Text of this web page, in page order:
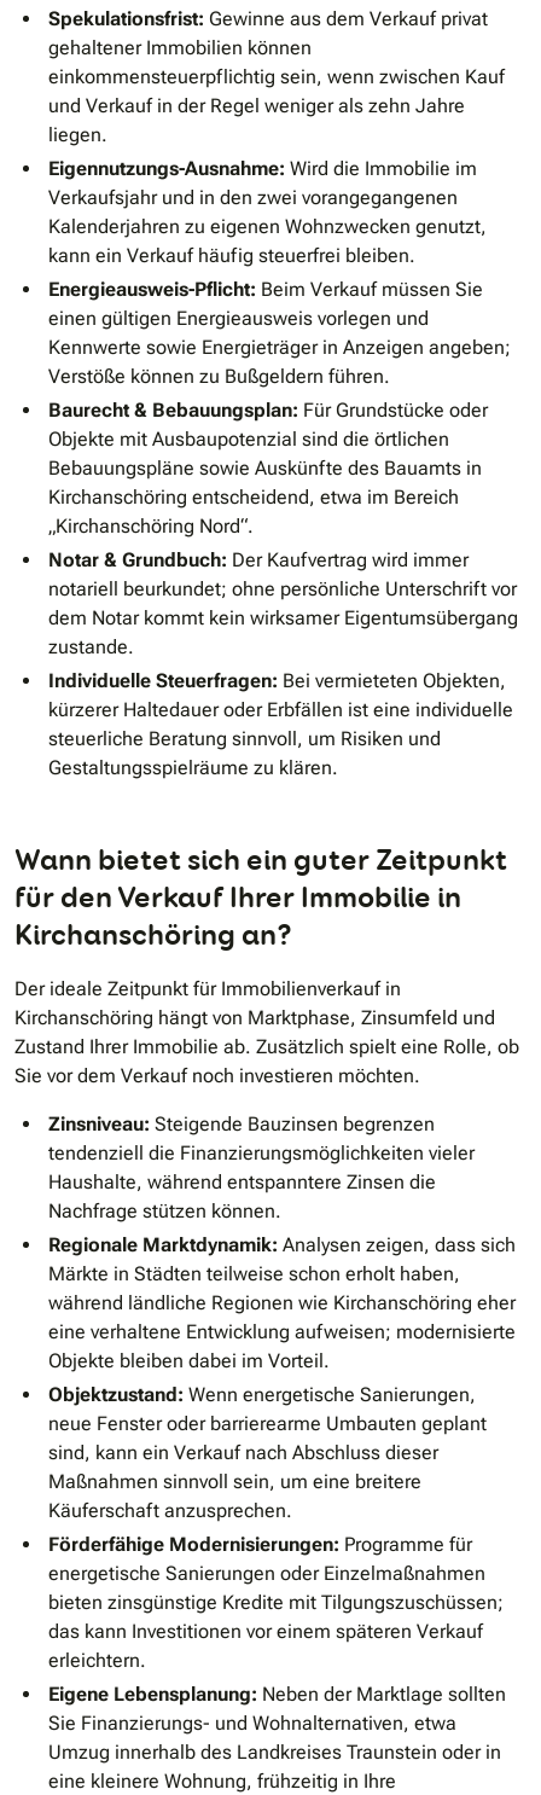
Spekulationsfrist: Gewinne aus dem Verkauf privat
gehaltener Immobilien können
einkommensteuerpflichtig sein, wenn zwischen Kauf
und Verkauf in der Regel weniger als zehn Jahre
liegen.
Eigennutzungs-Ausnahme: Wird die Immobilie im
Verkaufsjahr und in den zwei vorangegangenen
Kalenderjahren zu eigenen Wohnzwecken genutzt,
kann ein Verkauf häufig steuerfrei bleiben.
Energieausweis-Pflicht: Beim Verkauf müssen Sie
einen gültigen Energieausweis vorlegen und
Kennwerte sowie Energieträger in Anzeigen angeben;
Verstöße können zu Bußgeldern führen.
Baurecht & Bebauungsplan: Für Grundstücke oder
Objekte mit Ausbaupotenzial sind die örtlichen
Bebauungspläne sowie Auskünfte des Bauamts in
Kirchanschöring entscheidend, etwa im Bereich
„Kirchanschöring Nord“.
Notar & Grundbuch: Der Kaufvertrag wird immer
notariell beurkundet; ohne persönliche Unterschrift vor
dem Notar kommt kein wirksamer Eigentumsübergang
zustande.
Individuelle Steuerfragen: Bei vermieteten Objekten,
kürzerer Haltedauer oder Erbfällen ist eine individuelle
steuerliche Beratung sinnvoll, um Risiken und
Gestaltungsspielräume zu klären.
Wann bietet sich ein guter Zeitpunkt
für den Verkauf Ihrer Immobilie in
Kirchanschöring an?
Der ideale Zeitpunkt für Immobilienverkauf in
Kirchanschöring hängt von Marktphase, Zinsumfeld und
Zustand Ihrer Immobilie ab. Zusätzlich spielt eine Rolle, ob
Sie vor dem Verkauf noch investieren möchten.
Zinsniveau: Steigende Bauzinsen begrenzen
tendenziell die Finanzierungsmöglichkeiten vieler
Haushalte, während entspanntere Zinsen die
Nachfrage stützen können.
Regionale Marktdynamik: Analysen zeigen, dass sich
Märkte in Städten teilweise schon erholt haben,
während ländliche Regionen wie Kirchanschöring eher
eine verhaltene Entwicklung aufweisen; modernisierte
Objekte bleiben dabei im Vorteil.
Objektzustand: Wenn energetische Sanierungen,
neue Fenster oder barrierearme Umbauten geplant
sind, kann ein Verkauf nach Abschluss dieser
Maßnahmen sinnvoll sein, um eine breitere
Käuferschaft anzusprechen.
Förderfähige Modernisierungen: Programme für
energetische Sanierungen oder Einzelmaßnahmen
bieten zinsgünstige Kredite mit Tilgungszuschüssen;
das kann Investitionen vor einem späteren Verkauf
erleichtern.
Eigene Lebensplanung: Neben der Marktlage sollten
Sie Finanzierungs- und Wohnalternativen, etwa
Umzug innerhalb des Landkreises Traunstein oder in
eine kleinere Wohnung, frühzeitig in Ihre